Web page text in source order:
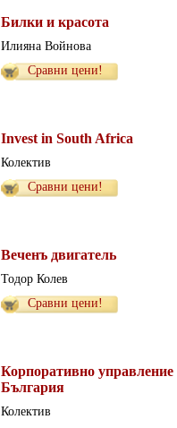
Билки и красота
Илияна Войнова
Сравни цени!
Invest in South Africa
Колектив
Сравни цени!
Веченъ двигатель
Тодор Колев
Сравни цени!
Корпоративно
България
Колектив